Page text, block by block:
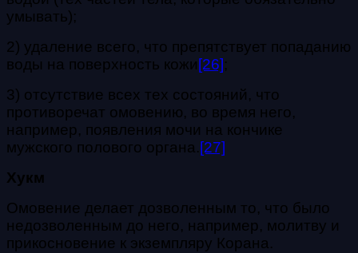
умывать);
2) удаление всего, что препятствует попаданию
воды на поверхность кожи[26];
3) отсутствие всех тех состояний, что
противоречат омовению, во время него,
например, появления мочи на кончике
мужского полового органа.[27]
Хукм
Омовение делает дозволенным то, что было
недозволенным до него, например, молитву и
прикосновение к экземпляру Корана.